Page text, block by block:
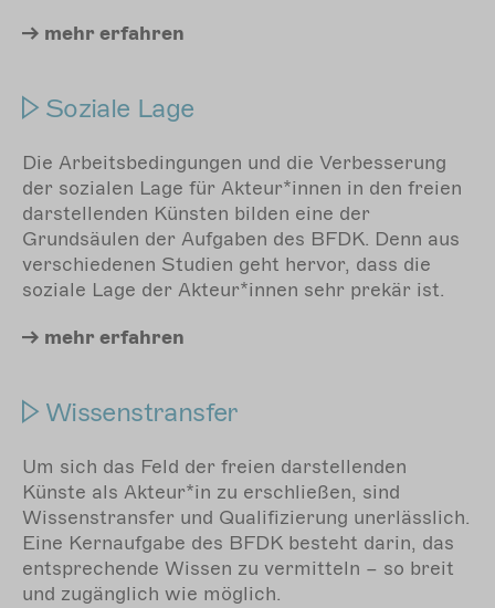
mehr erfahren
Soziale Lage
Die Arbeitsbedingungen und die Verbesserung
der sozialen Lage für Akteur*innen in den freien
darstellenden Künsten bilden eine der
Grundsäulen der Aufgaben des BFDK. Denn aus
verschiedenen Studien geht hervor, dass die
soziale Lage der Akteur*innen sehr prekär ist.
mehr erfahren
Wissenstransfer
Um sich das Feld der freien darstellenden
Künste als Akteur*in zu erschließen, sind
Wissenstransfer und Qualifizierung unerlässlich.
Eine Kernaufgabe des BFDK besteht darin, das
entsprechende Wissen zu vermitteln – so breit
und zugänglich wie möglich.